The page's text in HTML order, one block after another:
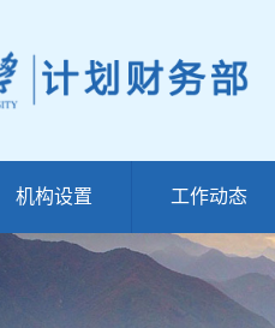
机构设置 工作动态